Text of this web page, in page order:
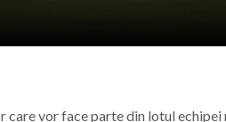
vor face parte din lotul